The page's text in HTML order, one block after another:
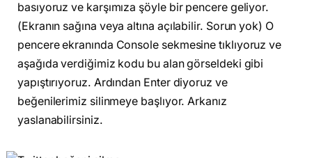
basıyoruz ve karşımıza şöyle bir pencere geliyor.
(Ekranın sağına veya altına açılabilir. Sorun yok) O
pencere ekranında Console sekmesine tıklıyoruz ve
aşağıda verdiğimiz kodu bu alan görseldeki gibi
yapıştırıyoruz. Ardından Enter diyoruz ve
beğenilerimiz silinmeye başlıyor. Arkanız
yaslanabilirsiniz.